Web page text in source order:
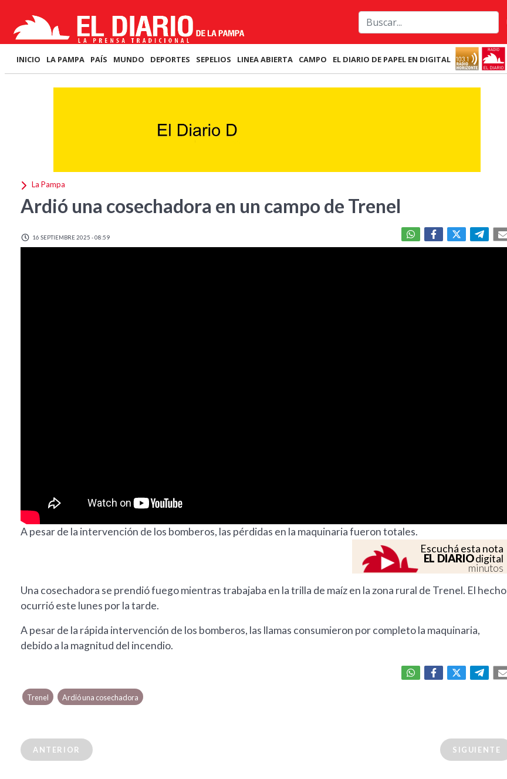
INICIO LA PAMPA PAÍS MUNDO DEPORTES SEPELIOS LINEA ABIERTA CAMPO EL DIARIO DE PAPEL EN DIGITAL
La Pampa
Ardió una cosechadora en un campo de Trenel
16 SEPTIEMBRE 2025 - 08:59
A pesar de la intervención de los bomberos, las pérdidas en la maquinaria fueron totales.
Escuchá esta nota
EL DIARIOdigital
minutos
Una cosechadora se prendió fuego mientras trabajaba en la trilla de maíz en la zona rural de Trenel. El hecho
ocurrió este lunes por la tarde.
A pesar de la rápida intervención de los bomberos, las llamas consumieron por completo la maquinaria,
debido a la magnitud del incendio.
Trenel Ardió una cosechadora
ANTERIOR SIGUIENTE